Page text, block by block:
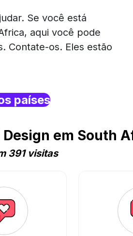
Se você está
aqui você pode
Contate-os. Eles estão
países
em South
391 visitas